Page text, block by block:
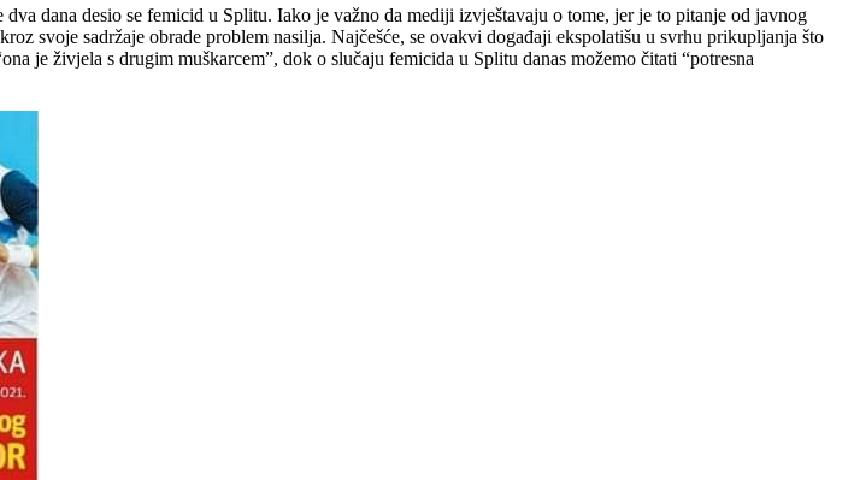
dana desio se femicid u Splitu. Iako je važno da mediji izvještavaju o tome, jer je to pitanje od javnog
svoje sadržaje obrade problem nasilja. Najčešće, se ovakvi događaji ekspolatišu u svrhu prikupljanja što
je živjela s drugim muškarcem”, dok o slučaju femicida u Splitu danas možemo čitati “potresna